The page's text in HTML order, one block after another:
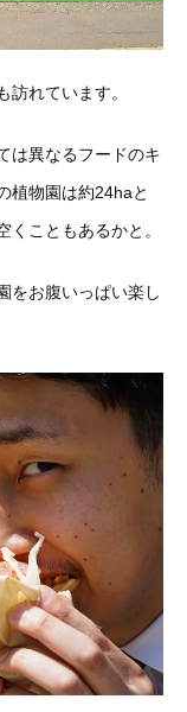
訪れています。
は異なるフードのキ
植物園は約24haと
こともあるかと。
をお腹いっぱい楽し